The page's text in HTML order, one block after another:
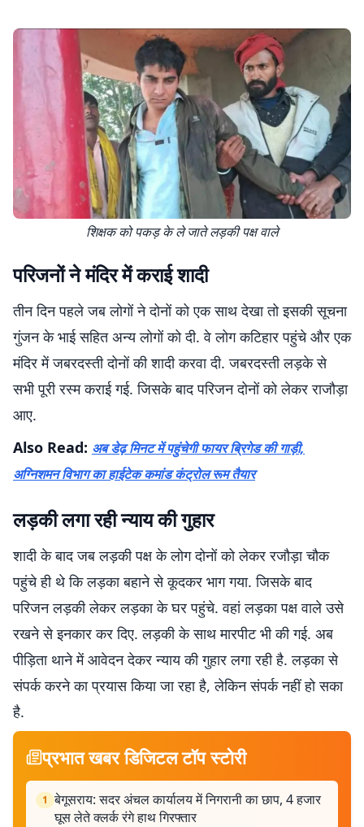
शिक्षक को पकड़ के ले जाते लड़की पक्ष वाले
परिजनों ने मंदिर में कराई शादी
तीन दिन पहले जब लोगों ने दोनों को एक साथ देखा तो इसकी सूचना
गुंजन के भाई सहित अन्य लोगों को दी. वे लोग कटिहार पहुंचे और एक
मंदिर में जबरदस्ती दोनों की शादी करवा दी. जबरदस्ती लड़के से
सभी पूरी रस्म कराई गई. जिसके बाद परिजन दोनों को लेकर राजौड़ा
आए.
Also Read: अब डेढ़ मिनट में पहुंचेगी फायर ब्रिगेड की गाड़ी,
अग्निशमन विभाग का हाईटेक कमांड कंट्रोल रूम तैयार
लड़की लगा रही न्याय की गुहार
शादी के बाद जब लड़की पक्ष के लोग दोनों को लेकर रजौड़ा चौक
पहुंचे ही थे कि लड़का बहाने से कूदकर भाग गया. जिसके बाद
परिजन लड़की लेकर लड़का के घर पहुंचे. वहां लड़का पक्ष वाले उसे
रखने से इनकार कर दिए. लड़की के साथ मारपीट भी की गई. अब
पीड़िता थाने में आवेदन देकर न्याय की गुहार लगा रही है. लड़का से
संपर्क करने का प्रयास किया जा रहा है, लेकिन संपर्क नहीं हो सका
है.
प्रभात खबर डिजिटल टॉप स्टोरी
1 बेगूसराय: सदर अंचल कार्यालय में निगरानी का छाप, 4 हजार
घूस लेते क्लर्क रंगे हाथ गिरफ्तार